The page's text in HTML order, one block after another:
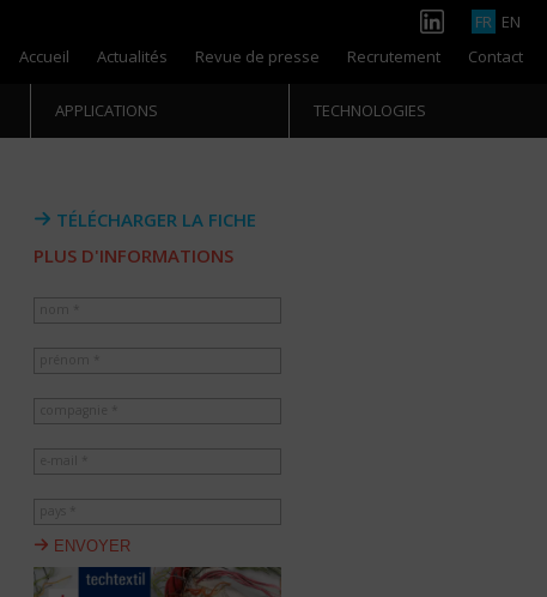
FR EN
Accueil Actualités Revue de presse Recrutement Contact
APPLICATIONS TECHNOLOGIES
TÉLÉCHARGER LA FICHE
PLUS D'INFORMATIONS
ENVOYER